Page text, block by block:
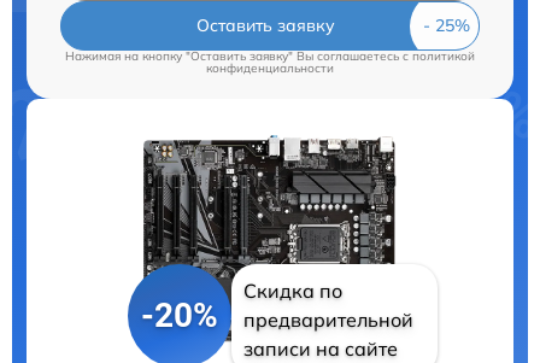
Оставить заявку
Нажимая на кнопку "Оставить заявку" Вы соглашаетесь cполитикой
конфиденциальности
-20%
Скидка по
предварительной
записи на сайте